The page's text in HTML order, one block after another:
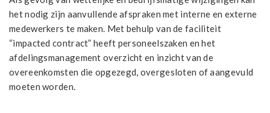
het nodig zijn aanvullende afspraken met interne en externe
medewerkers te maken. Met behulp van de faciliteit
“impacted contract” heeft personeelszaken en het
afdelingsmanagement overzicht en inzicht van de
overeenkomsten die opgezegd, overgesloten of aangevuld
moeten worden.